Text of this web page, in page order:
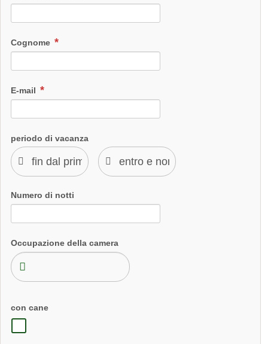
Cognome
E-mail
periodo di vacanza
Numero di notti
Occupazione della camera
con cane